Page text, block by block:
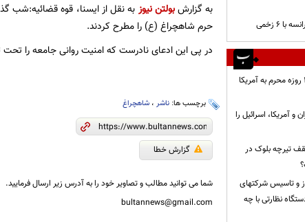
به گزارشبولتن نیوز به نقل از ایسنا، قوه قضائیه:شب
حرم شاهچراغ (ع) را مطرح کردند.
در پی این ادعای نادرست که امنیت روانی جامعه را تحت
برچسب ها: ناشر، شاهچراغ
گزارش خطا
شما می توانید مطالب و تصاویر خود را به آدرس زیر ارسال فرمایید.
bultannews@gmail.com
۶ زخمی
ضربات شدیدی در جنگ ۱۷ روزه محرم به آمریکا
آمریکا، اسرائیل را
تیرچه بلوک در
و تاسیس شرکتهای
نظارتی با چه